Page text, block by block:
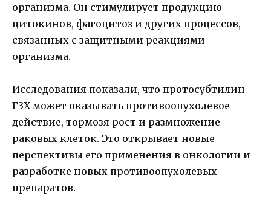
организма. Он стимулирует продукцию
цитокинов, фагоцитоз и других процессов,
связанных с защитными реакциями
организма.
Исследования показали, что протосубтилин
Г3Х может оказывать противоопухолевое
действие, тормозя рост и размножение
раковых клеток. Это открывает новые
перспективы его применения в онкологии и
разработке новых противоопухолевых
препаратов.